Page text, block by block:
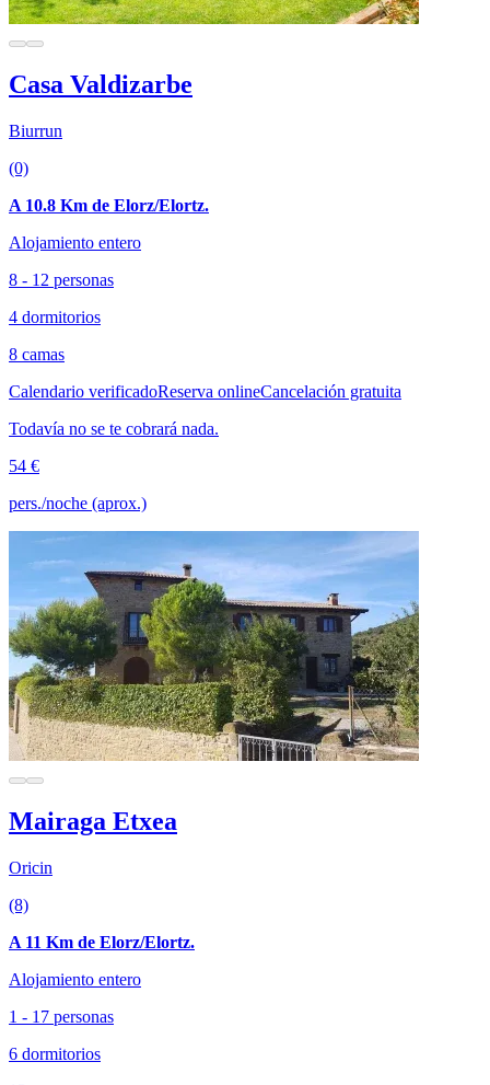
Casa Valdizarbe
Biurrun
(0)
A 10.8 Km de Elorz/Elortz.
Alojamiento entero
8 - 12 personas
4 dormitorios
8 camas
Calendario verificadoReserva onlineCancelación gratuita
Todavía no se te cobrará nada.
54 €
pers./noche (aprox.)
Mairaga Etxea
Oricin
(8)
A 11 Km de Elorz/Elortz.
Alojamiento entero
1 - 17 personas
6 dormitorios